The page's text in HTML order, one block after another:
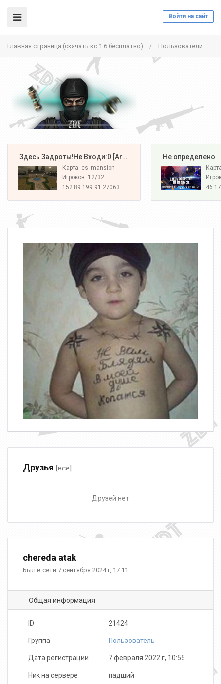
Войти на сайт
Главная страница (скачать кс 1.6 бесплатно) / Пользователи
️ Здесь Задроты!Не Входи:D [Army#1]
Карта: cs_mansion
Игроков: 12/32
152.89.199.91:27063
️ Не определено
Друзья [все]
Друзей нет
chereda atak
Был в сети 7 сентября 2024 г, 17:11
Общая информация
ID 21424
Группа Пользователь
Дата регистрации 7 февраля 2022 г, 10:55
Ник на сервере падший